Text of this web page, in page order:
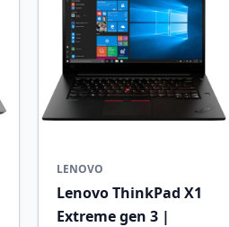
LENOVO
Lenovo ThinkPad X1
Extreme gen 3 |